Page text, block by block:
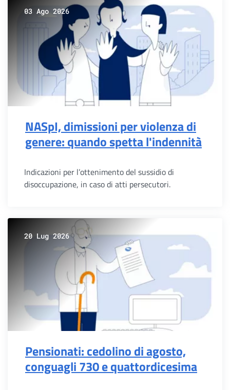
03 Ago 2026
NASpI, dimissioni per violenza di
genere: quando spetta l'indennità
Indicazioni per l’ottenimento del sussidio di
disoccupazione, in caso di atti persecutori.
20 Lug 2026
Pensionati: cedolino di agosto,
conguagli 730 e quattordicesima